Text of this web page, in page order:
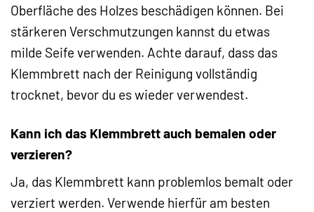
Oberfläche des Holzes beschädigen können. Bei
stärkeren Verschmutzungen kannst du etwas
milde Seife verwenden. Achte darauf, dass das
Klemmbrett nach der Reinigung vollständig
trocknet, bevor du es wieder verwendest.
Kann ich das Klemmbrett auch bemalen oder
verzieren?
Ja, das Klemmbrett kann problemlos bemalt oder
verziert werden. Verwende hierfür am besten